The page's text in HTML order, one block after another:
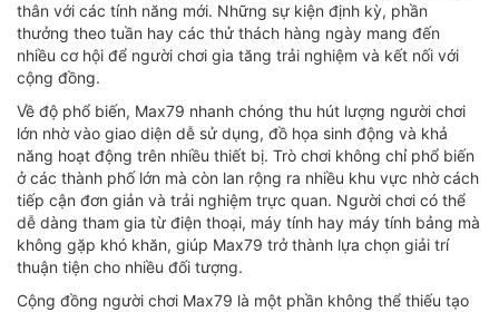
thân với các tính năng mới. Những sự kiện định kỳ, phần
thưởng theo tuần hay các thử thách hàng ngày mang đến
nhiều cơ hội để người chơi gia tăng trải nghiệm và kết nối với
cộng đồng.
Về độ phổ biến, Max79 nhanh chóng thu hút lượng người chơi
lớn nhờ vào giao diện dễ sử dụng, đồ họa sinh động và khả
năng hoạt động trên nhiều thiết bị. Trò chơi không chỉ phổ biến
ở các thành phố lớn mà còn lan rộng ra nhiều khu vực nhờ cách
tiếp cận đơn giản và trải nghiệm trực quan. Người chơi có thể
dễ dàng tham gia từ điện thoại, máy tính hay máy tính bảng mà
không gặp khó khăn, giúp Max79 trở thành lựa chọn giải trí
thuận tiện cho nhiều đối tượng.
Cộng đồng người chơi Max79 là một phần không thể thiếu tạo